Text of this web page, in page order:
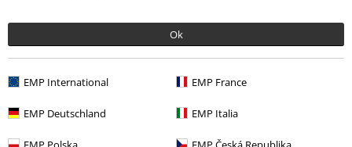
Ok
EMP International EMP France
EMP Deutschland EMP Italia